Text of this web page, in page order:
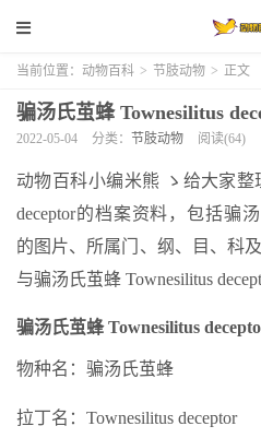
当前位置： 动物百科 > 节肢动物 > 正文
骗汤氏茧蜂 Townesilitus
2022-05-04 分类： 节肢动物 阅读(64)
动物百科小编米熊 ゝ给大家整
deceptor的档案资料，包括骗汤
的图片、所属门、纲、目、科
与骗汤氏茧蜂 Townesilitus
骗汤氏茧蜂 Townesilitus
物种名：骗汤氏茧蜂
拉丁名：Townesilitus deceptor